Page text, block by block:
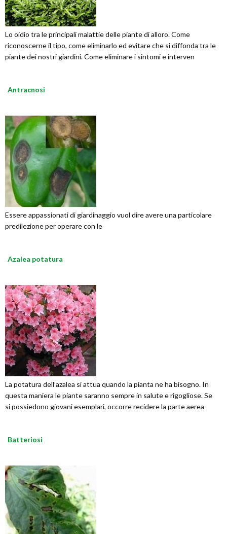
Lo oidio tra le principali malattie delle piante di alloro. Come
riconoscerne il tipo, come eliminarlo ed evitare che si diffonda tra le
piante dei nostri giardini. Come eliminare i sintomi e interven
Antracnosi
Essere appassionati di giardinaggio vuol dire avere una particolare
predilezione per operare con le
Azalea potatura
La potatura dell’azalea si attua quando la pianta ne ha bisogno. In
questa maniera le piante saranno sempre in salute e rigogliose. Se
si possiedono giovani esemplari, occorre recidere la parte aerea
Batteriosi